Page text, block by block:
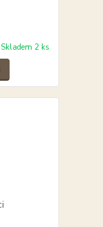
Skladem 2 ks